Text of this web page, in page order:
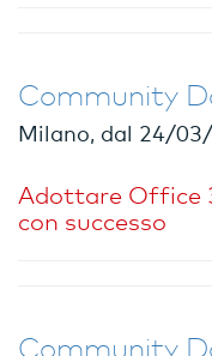
Community
Milano, dal 24/
Adottare Office
con successo
Community